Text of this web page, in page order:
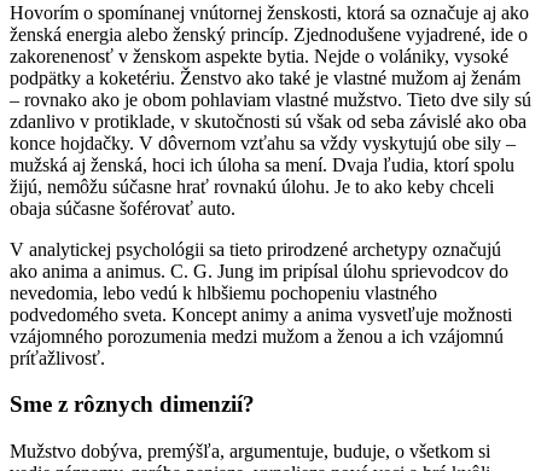
Hovorím o spomínanej vnútornej ženskosti, ktorá sa označuje aj ako
ženská energia alebo ženský princíp. Zjednodušene vyjadrené, ide o
zakorenenosť v ženskom aspekte bytia. Nejde o volániky, vysoké
podpätky a koketériu. Ženstvo ako také je vlastné mužom aj ženám
– rovnako ako je obom pohlaviam vlastné mužstvo. Tieto dve sily sú
zdanlivo v protiklade, v skutočnosti sú však od seba závislé ako oba
konce hojdačky. V dôvernom vzťahu sa vždy vyskytujú obe sily –
mužská aj ženská, hoci ich úloha sa mení. Dvaja ľudia, ktorí spolu
žijú, nemôžu súčasne hrať rovnakú úlohu. Je to ako keby chceli
obaja súčasne šoférovať auto.
V analytickej psychológii sa tieto prirodzené archetypy označujú
ako anima a animus. C. G. Jung im pripísal úlohu sprievodcov do
nevedomia, lebo vedú k hlbšiemu pochopeniu vlastného
podvedomého sveta. Koncept animy a anima vysvetľuje možnosti
vzájomného porozumenia medzi mužom a ženou a ich vzájomnú
príťažlivosť.
Sme z rôznych dimenzií?
Mužstvo dobýva, premýšľa, argumentuje, buduje, o všetkom si